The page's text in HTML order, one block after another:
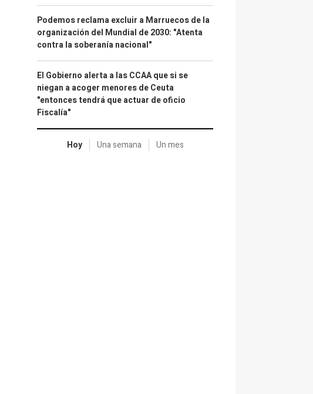
Podemos reclama excluir a Marruecos de la
organización del Mundial de 2030: "Atenta
contra la soberanía nacional"
El Gobierno alerta a las CCAA que si se
niegan a acoger menores de Ceuta
"entonces tendrá que actuar de oficio
Fiscalía"
Hoy Una semana Un mes